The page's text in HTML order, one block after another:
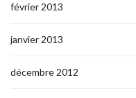
février 2013
janvier 2013
décembre 2012